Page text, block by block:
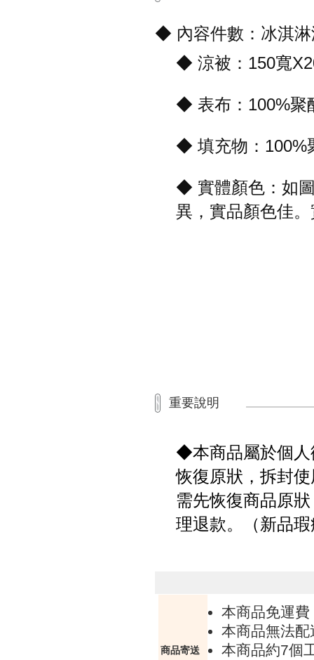
◆ 內容件數：冰淇
◆ 涼被：150寬
◆ 表布：100%聚
◆ 填充物：100%
◆ 實體顏色：如
異，實品顏色佳
重要說明
◆本商品屬於個人
恢復原狀，拆封
需先恢復商品原
理退款。（新品
商品寄送
本商品免運
本商品無法配
本商品約7個